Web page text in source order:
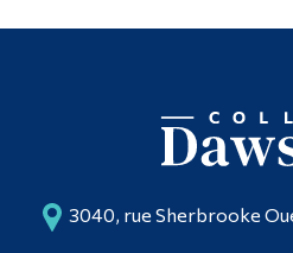
3040, rue Sherbrooke